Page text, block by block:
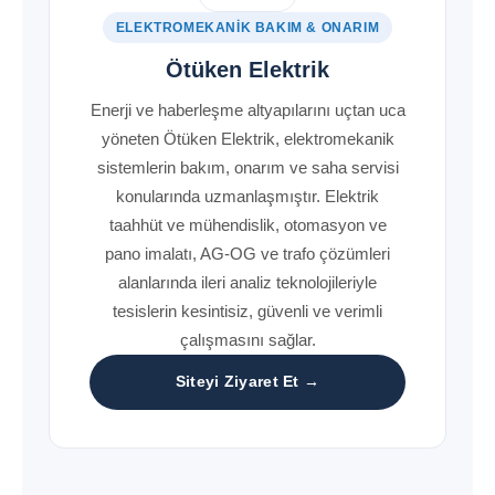
ELEKTROMEKANIK BAKIM & ONARIM
Ötüken Elektrik
Enerji ve haberleşme altyapılarını uçtan uca
yöneten Ötüken Elektrik, elektromekanik
sistemlerin bakım, onarım ve saha servisi
konularında uzmanlaşmıştır. Elektrik
taahhüt ve mühendislik, otomasyon ve
pano imalatı, AG-OG ve trafo çözümleri
alanlarında ileri analiz teknolojileriyle
tesislerin kesintisiz, güvenli ve verimli
çalışmasını sağlar.
Siteyi Ziyaret Et →